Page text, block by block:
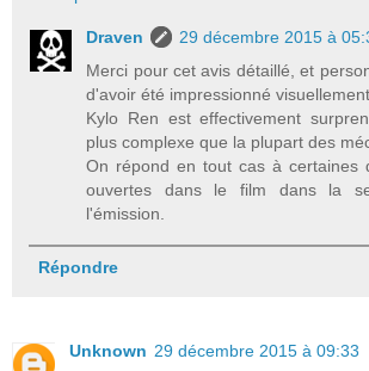
Draven
29 décembre 2015 à
Merci pour cet avis détaillé, et
d'avoir été impressionné
Kylo Ren est effectivement
plus complexe que la plupart des
On répond en tout cas à certaines
ouvertes dans le film dans la
l'émission.
Répondre
Unknown 29 décembre 2015 à 09:33